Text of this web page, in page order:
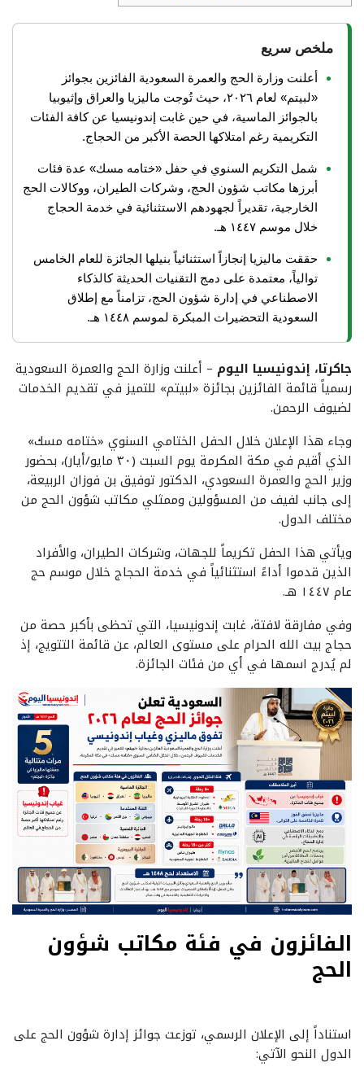
ملخص سريع
أعلنت وزارة الحج والعمرة السعودية الفائزين بجوائز
«لبيتم» لعام ٢٠٢٦، حيث تُوجت ماليزيا والعراق وإثيوبيا
بالجوائز الماسية، في حين غابت إندونيسيا عن كافة الفئات
التكريمية رغم امتلاكها الحصة الأكبر من الحجاج.
شمل التكريم السنوي في حفل «ختامه مسك» عدة فئات
أبرزها مكاتب شؤون الحج، وشركات الطيران، ووكالات الحج
الخارجية، تقديراً لجهودهم الاستثنائية في خدمة الحجاج
خلال موسم ١٤٤٧ هـ.
حققت ماليزيا إنجازاً استثنائياً بنيلها الجائزة للعام الخامس
توالياً، معتمدة على دمج التقنيات الحديثة كالذكاء
الاصطناعي في إدارة شؤون الحج، تزامناً مع إطلاق
السعودية التحضيرات المبكرة لموسم ١٤٤٨ هـ.
جاكرتا، إندونيسيا اليوم – أعلنت وزارة الحج والعمرة السعودية
رسمياً قائمة الفائزين بجائزة «لبيتم» للتميز في تقديم الخدمات
لضيوف الرحمن.
وجاء هذا الإعلان خلال الحفل الختامي السنوي «ختامه مسك»
الذي أقيم في مكة المكرمة يوم السبت (٣٠ مايو/أيار)، بحضور
وزير الحج والعمرة السعودي، الدكتور توفيق بن فوزان الربيعة،
إلى جانب لفيف من المسؤولين وممثلي مكاتب شؤون الحج من
مختلف الدول.
ويأتي هذا الحفل تكريماً للجهات، وشركات الطيران، والأفراد
الذين قدموا أداءً استثنائياً في خدمة الحجاج خلال موسم حج
عام ١٤٤٧ هـ.
وفي مفارقة لافتة، غابت إندونيسيا، التي تحظى بأكبر حصة من
حجاج بيت الله الحرام على مستوى العالم، عن قائمة التتويج، إذ
لم يُدرج اسمها في أي من فئات الجائزة.
الفائزون في فئة مكاتب شؤون
الحج
استناداً إلى الإعلان الرسمي، توزعت جوائز إدارة شؤون الحج على
الدول النحو الآتي: